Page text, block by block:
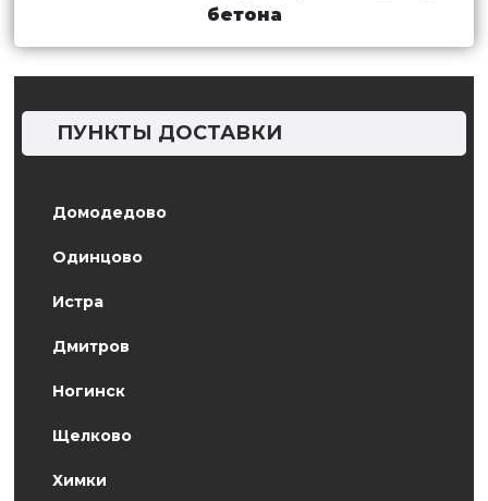
ПУНКТЫ ДОСТАВКИ
Домодедово
Одинцово
Истра
Дмитров
Ногинск
Щелково
Химки
бетона